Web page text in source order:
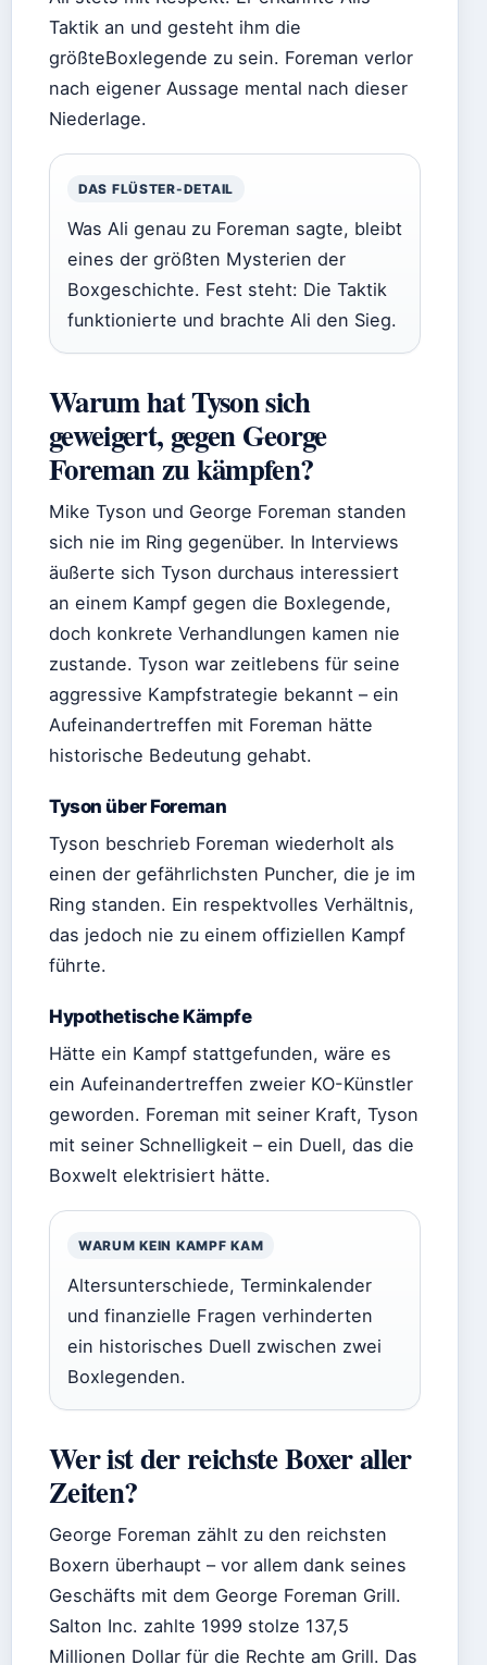
Taktik an und gesteht ihm die
größteBoxlegende zu sein. Foreman verlor
nach eigener Aussage mental nach dieser
Niederlage.
DAS FLÜSTER-DETAIL
Was Ali genau zu Foreman sagte, bleibt
eines der größten Mysterien der
Boxgeschichte. Fest steht: Die Taktik
funktionierte und brachte Ali den Sieg.
Warum hat Tyson sich
geweigert, gegen George
Foreman zu kämpfen?
Mike Tyson und George Foreman standen
sich nie im Ring gegenüber. In Interviews
äußerte sich Tyson durchaus interessiert
an einem Kampf gegen die Boxlegende,
doch konkrete Verhandlungen kamen nie
zustande. Tyson war zeitlebens für seine
aggressive Kampfstrategie bekannt – ein
Aufeinandertreffen mit Foreman hätte
historische Bedeutung gehabt.
Tyson über Foreman
Tyson beschrieb Foreman wiederholt als
einen der gefährlichsten Puncher, die je im
Ring standen. Ein respektvolles Verhältnis,
das jedoch nie zu einem offiziellen Kampf
führte.
Hypothetische Kämpfe
Hätte ein Kampf stattgefunden, wäre es
ein Aufeinandertreffen zweier KO-Künstler
geworden. Foreman mit seiner Kraft, Tyson
mit seiner Schnelligkeit – ein Duell, das die
Boxwelt elektrisiert hätte.
WARUM KEIN KAMPF KAM
Altersunterschiede, Terminkalender
und finanzielle Fragen verhinderten
ein historisches Duell zwischen zwei
Boxlegenden.
Wer ist der reichste Boxer aller
Zeiten?
George Foreman zählt zu den reichsten
Boxern überhaupt – vor allem dank seines
Geschäfts mit dem George Foreman Grill.
Salton Inc. zahlte 1999 stolze 137,5
Millionen Dollar für die Rechte am Grill. Das